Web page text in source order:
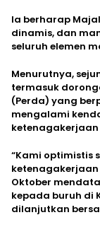
Ia berharap
dinamis, dan
seluruh elemen
Menurutnya,
termasuk
(Perda) yang
mengalami
“Kami optimistis
Oktober
kepada buruh di
dilanjutkan